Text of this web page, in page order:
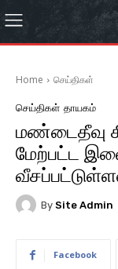
Home செய்திகள்
செய்திகள் தாயகம்
மண்டைதீவு
மேற்பட்ட
By Site Admin
Facebook